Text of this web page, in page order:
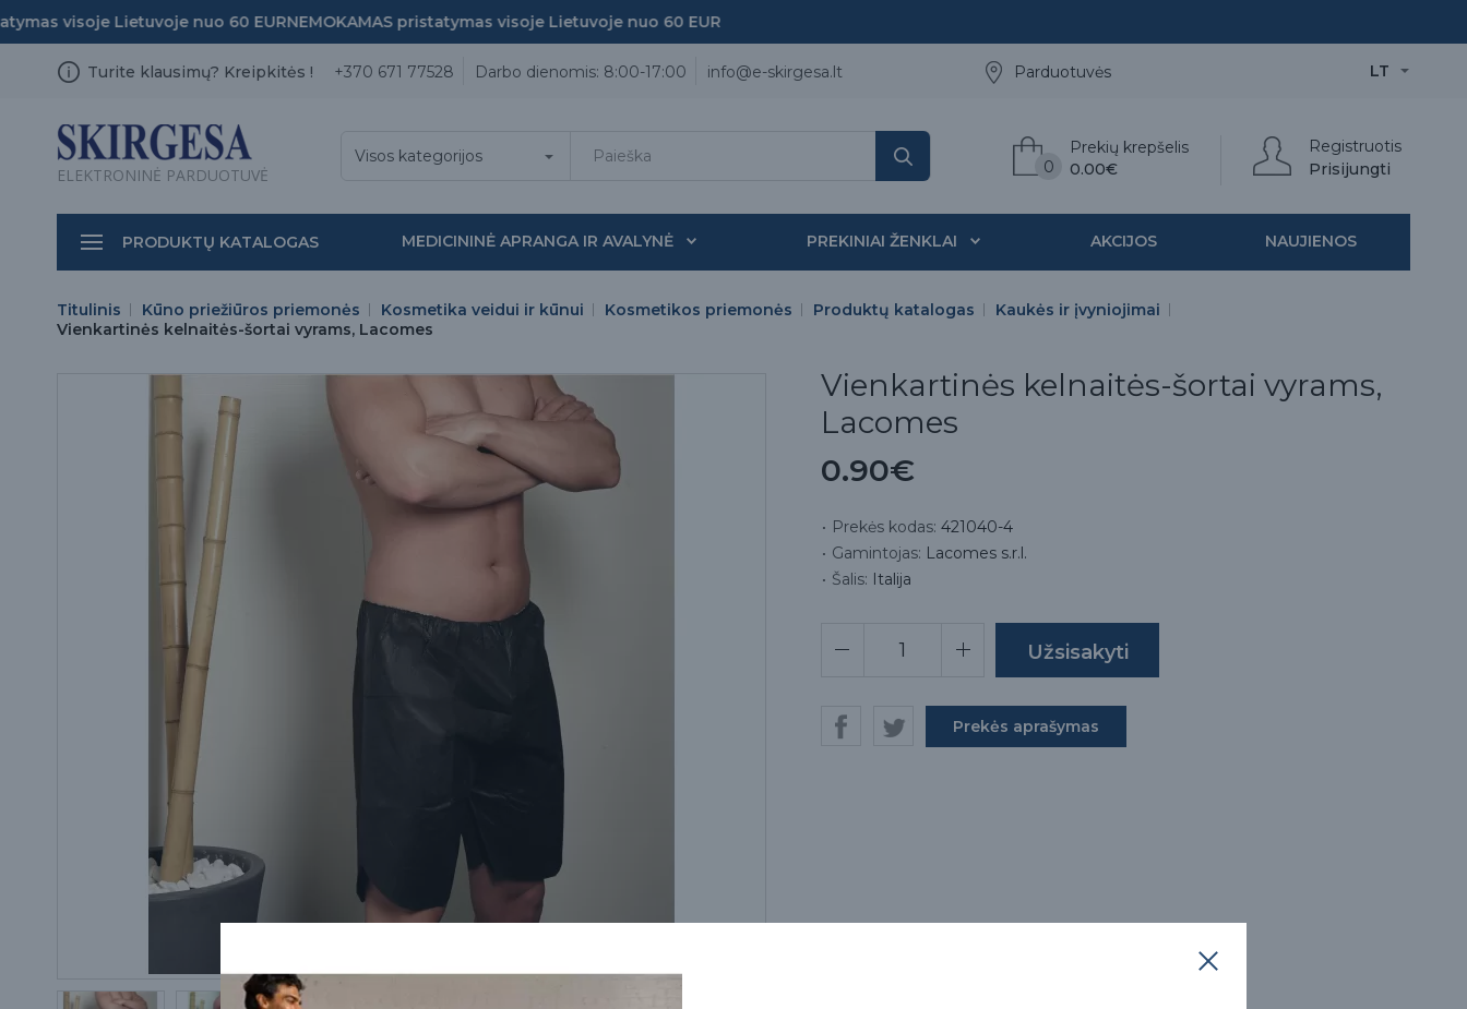
visoje Lietuvoje nuo 60 EURNEMOKAMAS pristatymas visoje Lietuvoje nuo 60 EUR
Turite klausimų? Kreipkitės ! +370 671 77528 Darbo dienomis: 8:00-17:00 info@e-skirgesa.lt LT
Parduotuvės
ELEKTRONINĖ PARDUOTUVĖ
Registruotis
Prisijungti
Prekių krepšelis
0.00€
0
Visos kategorijos
PRODUKTŲ KATALOGAS MEDICININĖ APRANGA IR AVALYNĖ PREKINIAI ŽENKLAI AKCIJOS NAUJIENOS
Titulinis Kūno priežiūros priemonės Kosmetika veidui ir kūnui Kosmetikos priemonės Produktų katalogas
Kaukės ir įvyniojimai
Vienkartinės kelnaitės-šortai vyrams, Lacomes
Vienkartinės kelnaitės-šortai vyrams,
Lacomes
0.90€
Prekės kodas: 421040-4
Gamintojas: Lacomes s.r.l.
Šalis: Italija
Prekės aprašymas